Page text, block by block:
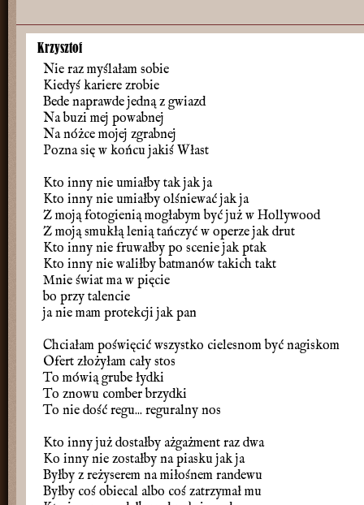
Krzysztof
Nie raz myślałam sobie
Kiedyś kariere zrobie
Bede naprawde jedną z gwiazd
Na buzi mej powabnej
Na nóżce mojej zgrabnej
Pozna się w końcu jakiś Włast
Kto inny nie umiałby tak jak ja
Kto inny nie umiałby olśniewać jak ja
Z moją fotogienią mogłabym być już w Hollywood
Z moją smukłą lenią tańczyć w operze jak drut
Kto inny nie fruwałby po scenie jak ptak
Kto inny nie waliłby batmanów takich takt
Mnie świat ma w pięcie
bo przy talencie
ja nie mam protekcji jak pan
Chciałam poświęcić wszystko cielesnom być nagiskom
Ofert złożyłam cały stos
To mówią grube łydki
To znowu comber brzydki
To nie dość regu... reguralny nos
Kto inny już dostałby ażgażment raz dwa
Ko inny nie zostałby na piasku jak ja
Byłby z reżyserem na miłośnem randewu
Byłby coś obiecal albo coś zatrzymał mu